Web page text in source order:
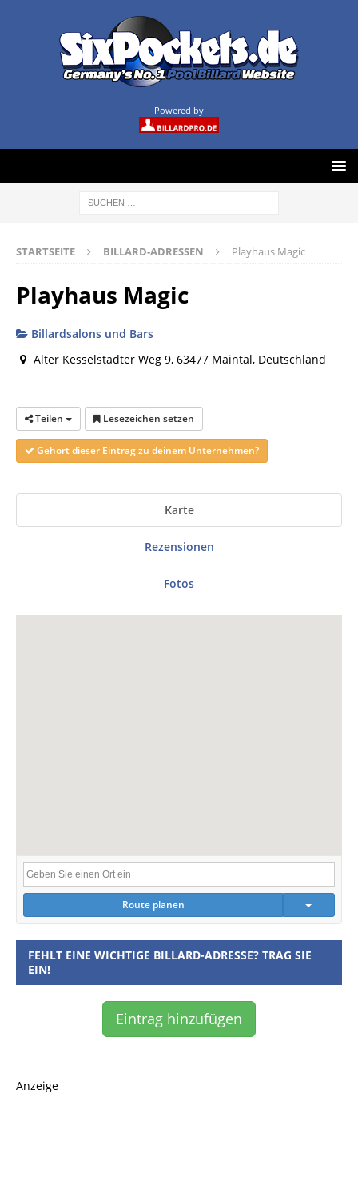
Powered by
STARTSEITE BILLARD-ADRESSEN Playhaus Magic
Playhaus Magic
Billardsalons und Bars
Alter Kesselstädter Weg 9, 63477 Maintal, Deutschland
Teilen Lesezeichen setzen
Gehört dieser Eintrag zu deinem Unternehmen?
Karte
Rezensionen
Fotos
Route planen
FEHLT EINE WICHTIGE BILLARD-ADRESSE? TRAG SIE
EIN!
Eintrag hinzufügen
Anzeige